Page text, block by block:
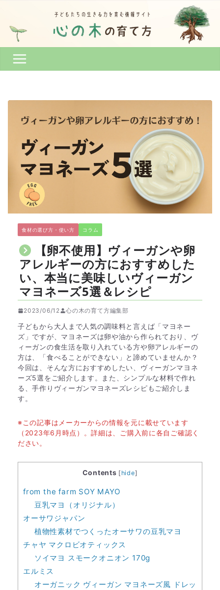
食材の選び方・使い方 コラム
【卵不使用】ヴィーガンや卵
アレルギーの方におすすめした
い、本当に美味しいヴィーガン
マヨネーズ5選＆レシピ
2023/06/12 心の木の育て方編集部
子どもから大人まで人気の調味料と言えば「マヨネー
ズ」ですが、マヨネーズは卵や油から作られており、ヴ
ィーガンの食生活を取り入れている方や卵アレルギーの
方は、「食べることができない」と諦めていませんか？
今回は、そんな方におすすめしたい、ヴィーガンマヨネ
ーズ5選をご紹介します。また、シンプルな材料で作れ
る、手作りヴィーガンマヨネーズレシピもご紹介しま
す。
※この記事はメーカーからの情報を元に載せています
（2023年6月時点）。詳細は、ご購入前に各自ご確認く
ださい。
Contents [ hide]
from the farm SOY MAYO
豆乳マヨ（オリジナル）
オーサワジャパン
植物性素材でつくったオーサワの豆乳マヨ
チャヤ マクロビオティックス
ソイマヨ スモークオニオン 170g
エルミス
オーガニック ヴィーガン マヨネーズ風 ドレッ